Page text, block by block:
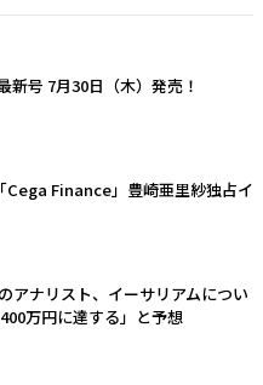
号 7月30日（木）発売！
Cega Finance」豊崎亜里紗独占イ
アナリスト、イーサリアムについ
万円に達する」と予想